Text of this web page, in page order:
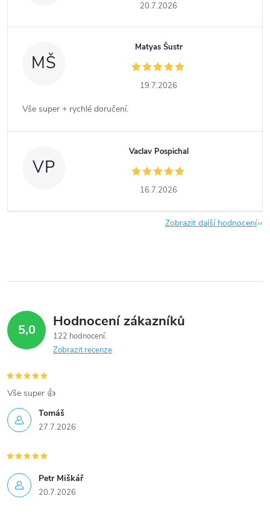
20.7.2026
MŠ
Matyas Šustr
19.7.2026
Vše super + rychlé doručení.
VP
Vaclav Pospichal
16.7.2026
Zobrazit další hodnocení
5,0 Hodnocení zákazníků
122 hodnocení
Zobrazit recenze
Tomáš
27.7.2026
Vše super 👍
Petr Miškář
20.7.2026